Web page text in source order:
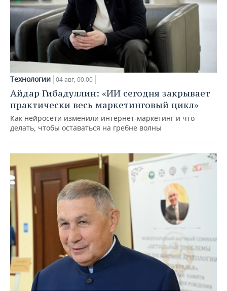
Технологии 04 авг, 00:00
Айдар Гибадуллин: «ИИ сегодня закрывает
практически весь маркетинговый цикл»
Как нейросети изменили интернет-маркетинг и что
делать, чтобы оставаться на гребне волны